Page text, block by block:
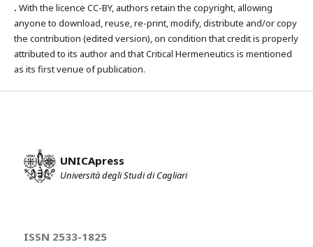
. With the licence CC-BY, authors retain the copyright, allowing
anyone to download, reuse, re-print, modify, distribute and/or copy
the contribution (edited version), on condition that credit is properly
attributed to its author and that Critical Hermeneutics is mentioned
as its first venue of publication.
UNICApress
Università degli Studi di Cagliari
ISSN 2533-1825